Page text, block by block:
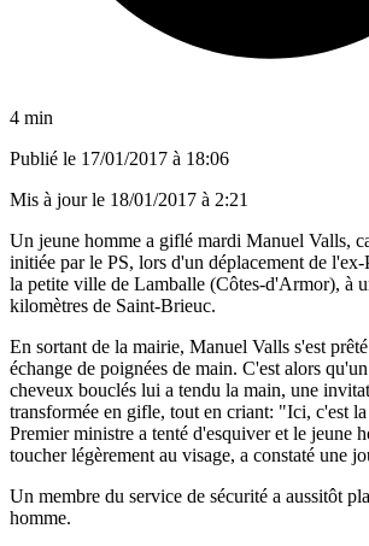
4 min
Publié le 17/01/2017 à 18:06
Mis à jour le 18/01/2017 à 2:21
Un jeune homme a giflé mardi Manuel Valls,
initiée par le PS, lors d'un déplacement de
la petite ville de Lamballe (Côtes-d'Armor), à
kilomètres de Saint-Brieuc.
En sortant de la mairie, Manuel Valls s'est
échange de poignées de main. C'est alors
cheveux bouclés lui a tendu la main, une
transformée en gifle, tout en criant: "Ici, c'est
Premier ministre a tenté d'esquiver et le jeune
toucher légèrement au visage, a constaté une
Un membre du service de sécurité a aussitôt
homme.